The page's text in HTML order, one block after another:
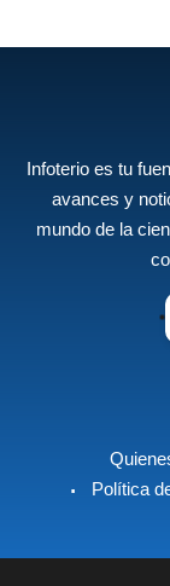
Infoterio es tu
avances y
mundo de la
Política